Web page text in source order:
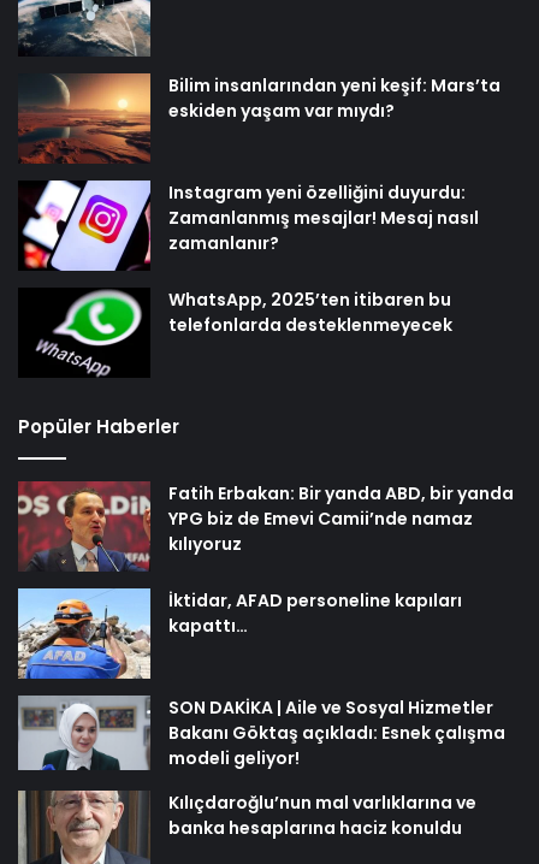
Bilim insanlarından yeni keşif: Mars’ta
eskiden yaşam var mıydı?
Instagram yeni özelliğini duyurdu:
Zamanlanmış mesajlar! Mesaj nasıl
zamanlanır?
WhatsApp, 2025’ten itibaren bu
telefonlarda desteklenmeyecek
Popüler Haberler
Fatih Erbakan: Bir yanda ABD, bir yanda
YPG biz de Emevi Camii’nde namaz
kılıyoruz
İktidar, AFAD personeline kapıları
kapattı…
SON DAKİKA | Aile ve Sosyal Hizmetler
Bakanı Göktaş açıkladı: Esnek çalışma
modeli geliyor!
Kılıçdaroğlu’nun mal varlıklarına ve
banka hesaplarına haciz konuldu